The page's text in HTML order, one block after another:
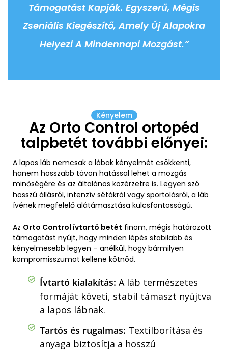
Támogatást Kapják. Egyszerű, Mégis
Zseniális Kiegészítő, Amely Új Alapokra
Helyezi A Mindennapi Mozgást.”
Kényelem
Az Orto Control ortopéd
talpbetét további előnyei:
A lapos láb nemcsak a lábak kényelmét csökkenti,
hanem hosszabb távon hatással lehet a mozgás
minőségére és az általános közérzetre is. Legyen szó
hosszú állásról, intenzív sétákról vagy sportolásról, a láb
ívének megfelelő alátámasztása kulcsfontosságú.
Az Orto Control ívtartó betét finom, mégis határozott
támogatást nyújt, hogy minden lépés stabilabb és
kényelmesebb legyen – anélkül, hogy bármilyen
kompromisszumot kellene kötnöd.
Ívtartó kialakítás: A láb természetes
formáját követi, stabil támaszt nyújtva
a lapos lábnak.
Tartós és rugalmas: Textilborítása és
anyaga biztosítja a hosszú